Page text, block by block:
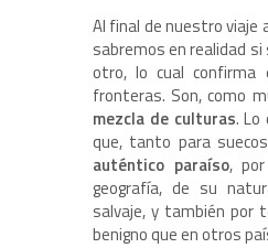
Al final de nuestro viaje
sabremos en realidad si
otro, lo cual confirma
fronteras. Son, como
mezcla de culturas.
que, tanto para
auténtico paraíso,
geografía, de su
salvaje, y también por
benigno que en otros